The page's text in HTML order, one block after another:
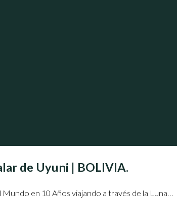
de Uyuni | BOLIVIA.
en 10 Años viajando a través de la Luna…